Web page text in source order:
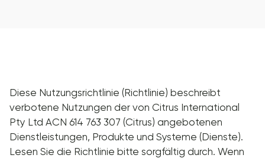
Diese Nutzungsrichtlinie (Richtlinie) beschreibt
verbotene Nutzungen der von Citrus International
Pty Ltd ACN 614 763 307 (Citrus) angebotenen
Dienstleistungen, Produkte und Systeme (Dienste).
Lesen Sie die Richtlinie bitte sorgfältig durch. Wenn